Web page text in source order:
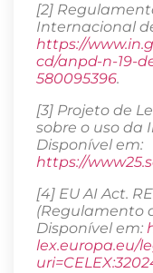
[2]
Internacional
https://
cd/anpd-n-19-
580095396.
[3] Projeto de
sobre o uso da
Disponível em:
https://
[4] EU AI Act.
(Regulamento
Disponível em:
lex.europa.eu/